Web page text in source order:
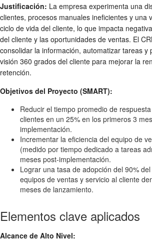
Justificación: La empresa experimenta una
clientes, procesos manuales ineficientes y una
ciclo de vida del cliente, lo que impacta
del cliente y las oportunidades de ventas. El
consolidar la información, automatizar tareas y
visión 360 grados del cliente para mejorar la
retención.
Objetivos del Proyecto (SMART):
Reducir el tiempo promedio de
clientes en un 25% en los primeros 3
implementación.
Incrementar la eficiencia del equipo de
(medido por tiempo dedicado a tareas
meses post-implementación.
Lograr una tasa de adopción del 90%
equipos de ventas y servicio al cliente
meses de lanzamiento.
Elementos clave aplicados
Alcance de Alto Nivel: